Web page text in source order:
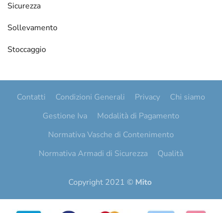
Sicurezza
Sollevamento
Stoccaggio
Contatti Condizioni Generali Privacy
Chi siamo
Gestione Iva
Modalità di Pagamento
Normativa Vasche di Contenimento
Normativa Armadi di Sicurezza
Qualità
Copyright 2021 © Mito